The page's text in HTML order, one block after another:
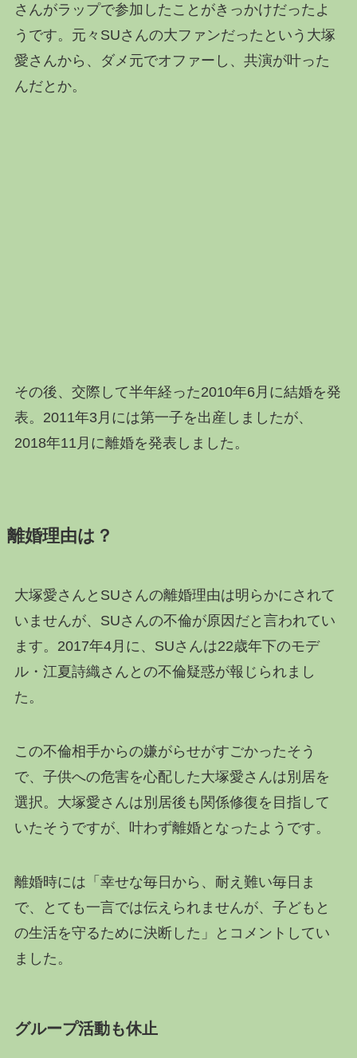
さんがラップで参加したことがきっかけだったよ
うです。元々SUさんの大ファンだったという大塚
愛さんから、ダメ元でオファーし、共演が叶った
んだとか。
その後、交際して半年経った2010年6月に結婚を発
表。2011年3月には第一子を出産しましたが、
2018年11月に離婚を発表しました。
離婚理由は？
大塚愛さんとSUさんの離婚理由は明らかにされて
いませんが、SUさんの不倫が原因だと言われてい
ます。2017年4月に、SUさんは22歳年下のモデ
ル・江夏詩織さんとの不倫疑惑が報じられまし
た。
この不倫相手からの嫌がらせがすごかったそう
で、子供への危害を心配した大塚愛さんは別居を
選択。大塚愛さんは別居後も関係修復を目指して
いたそうですが、叶わず離婚となったようです。
離婚時には「幸せな毎日から、耐え難い毎日ま
で、とても一言では伝えられませんが、子どもと
の生活を守るために決断した」とコメントしてい
ました。
グループ活動も休止